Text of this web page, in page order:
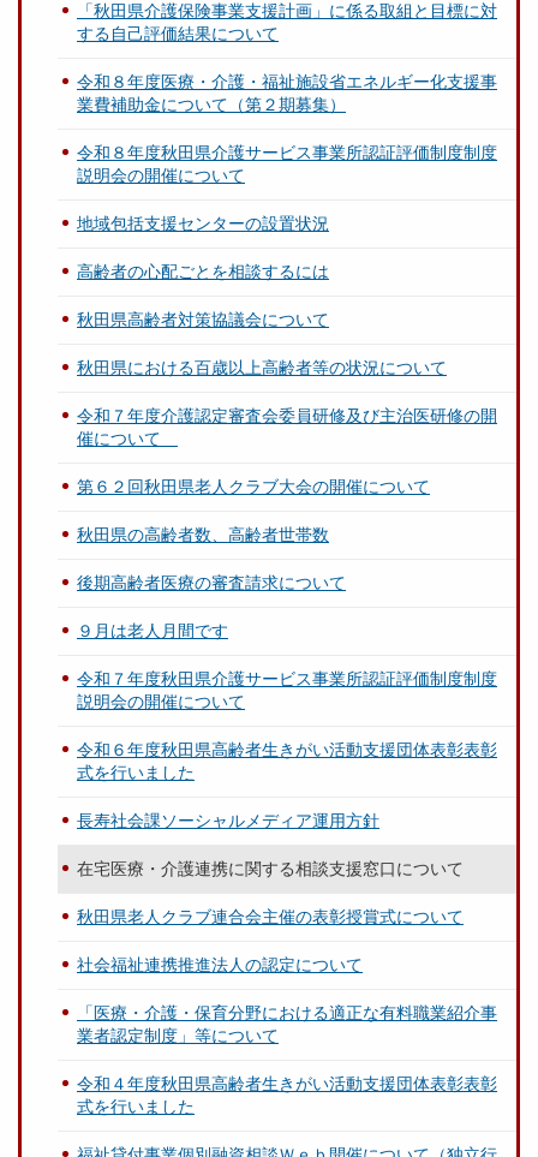
「秋田県介護保険事業支援計画」に係る取組と目標に対
する自己評価結果について
令和８年度医療・介護・福祉施設省エネルギー化支援事
業費補助金について（第２期募集）
令和８年度秋田県介護サービス事業所認証評価制度制度
説明会の開催について
地域包括支援センターの設置状況
高齢者の心配ごとを相談するには
秋田県高齢者対策協議会について
秋田県における百歳以上高齢者等の状況について
令和７年度介護認定審査会委員研修及び主治医研修の開
催について
第６２回秋田県老人クラブ大会の開催について
秋田県の高齢者数、高齢者世帯数
後期高齢者医療の審査請求について
９月は老人月間です
令和７年度秋田県介護サービス事業所認証評価制度制度
説明会の開催について
令和６年度秋田県高齢者生きがい活動支援団体表彰表彰
式を行いました
長寿社会課ソーシャルメディア運用方針
在宅医療・介護連携に関する相談支援窓口について
秋田県老人クラブ連合会主催の表彰授賞式について
社会福祉連携推進法人の認定について
「医療・介護・保育分野における適正な有料職業紹介事
業者認定制度」等について
令和４年度秋田県高齢者生きがい活動支援団体表彰表彰
式を行いました